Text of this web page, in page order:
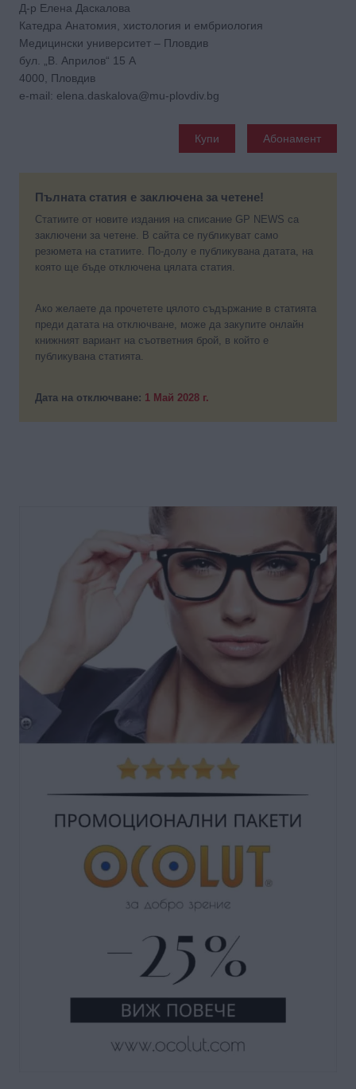
Д-р Елена Даскалова
Катедра Анатомия, хистология и ембриология
Медицински университет – Пловдив
бул. „В. Априлов“ 15 А
4000, Пловдив
e-mail: elena.daskalova@mu-plovdiv.bg
Купи Абонамент
Пълната статия е заключена за четене!
Статиите от новите издания на списание GP NEWS са
заключени за четене. В сайта се публикуват само
резюмета на статиите. По-долу е публикувана датата, на
която ще бъде отключена цялата статия.
Ако желаете да прочетете цялото съдържание в статията
преди датата на отключване, може да закупите онлайн
книжният вариант на съответния брой, в който е
публикувана статията.
Дата на отключване: 1 Май 2028 г.